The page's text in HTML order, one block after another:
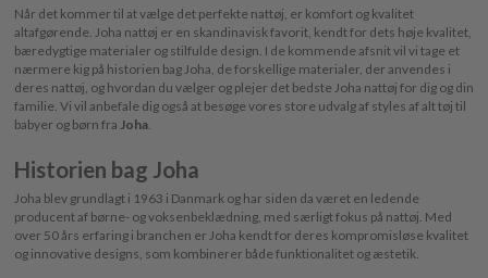
Når det kommer til at vælge det perfekte nattøj, er komfort og kvalitet
altafgørende. Joha nattøj er en skandinavisk favorit, kendt for dets høje kvalitet,
bæredygtige materialer og stilfulde design. I de kommende afsnit vil vi tage et
nærmere kig på historien bag Joha, de forskellige materialer, der anvendes i
deres nattøj, og hvordan du vælger og plejer det bedste Joha nattøj for dig og din
familie. Vi vil anbefale dig også at besøge vores store udvalg af styles af alt tøj til
babyer og børn fra Joha.
Historien bag Joha
Joha blev grundlagt i 1963 i Danmark og har siden da været en ledende
producent af børne- og voksenbeklædning, med særligt fokus på nattøj. Med
over 50 års erfaring i branchen er Joha kendt for deres kompromisløse kvalitet
og innovative designs, som kombinerer både funktionalitet og æstetik.